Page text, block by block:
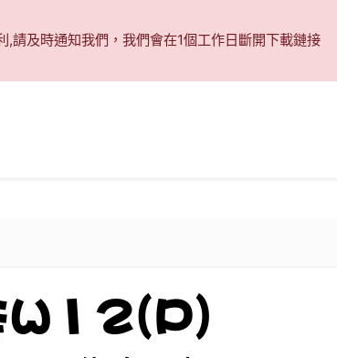
請及時通知我們，我們會在1個工作日斷開下載鏈接